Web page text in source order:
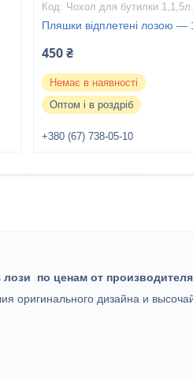
Чохол для бутилки 1,1,5л.
Пляшки відплетені лозою —
450 ₴
Немає в наявності
Оптом і в роздріб
+380 (67) 738-05-10
лози
по ценам от производителя
оригинального дизайна и